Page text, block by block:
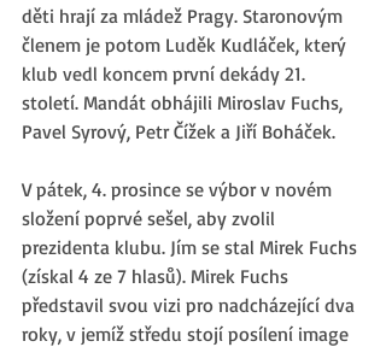
děti hrají za mládež Pragy. Staronovým
členem je potom Luděk Kudláček, který
klub vedl koncem první dekády 21.
století. Mandát obhájili Miroslav Fuchs,
Pavel Syrový, Petr Čížek a Jiří Boháček.
V pátek, 4. prosince se výbor v novém
složení poprvé sešel, aby zvolil
prezidenta klubu. Jím se stal Mirek Fuchs
(získal 4 ze 7 hlasů). Mirek Fuchs
představil svou vizi pro nadcházející dva
roky, v jemíž středu stojí posílení image